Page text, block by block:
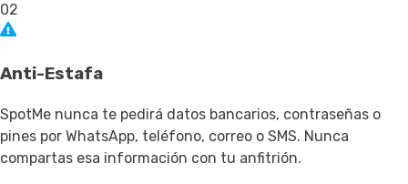
02
Anti-Estafa
SpotMe nunca te pedirá datos bancarios, contraseñas o
pines por WhatsApp, teléfono, correo o SMS. Nunca
compartas esa información con tu anfitrión.